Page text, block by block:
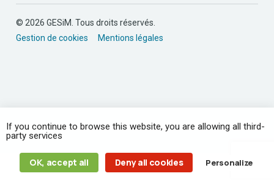
© 2026 GESiM. Tous droits réservés.
Gestion de cookies
Mentions légales
If you continue to browse this website, you are allowing all third-
party services
OK, accept all Deny all cookies Personalize